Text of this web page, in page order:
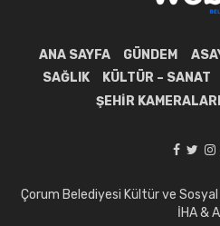
ANA SAYFA GÜNDEM
SAĞLIK
KÜLTÜR – SANAT
ŞEHIR KAMERALARI
Çorum Belediyesi Kültür ve Sosyal
İHA &